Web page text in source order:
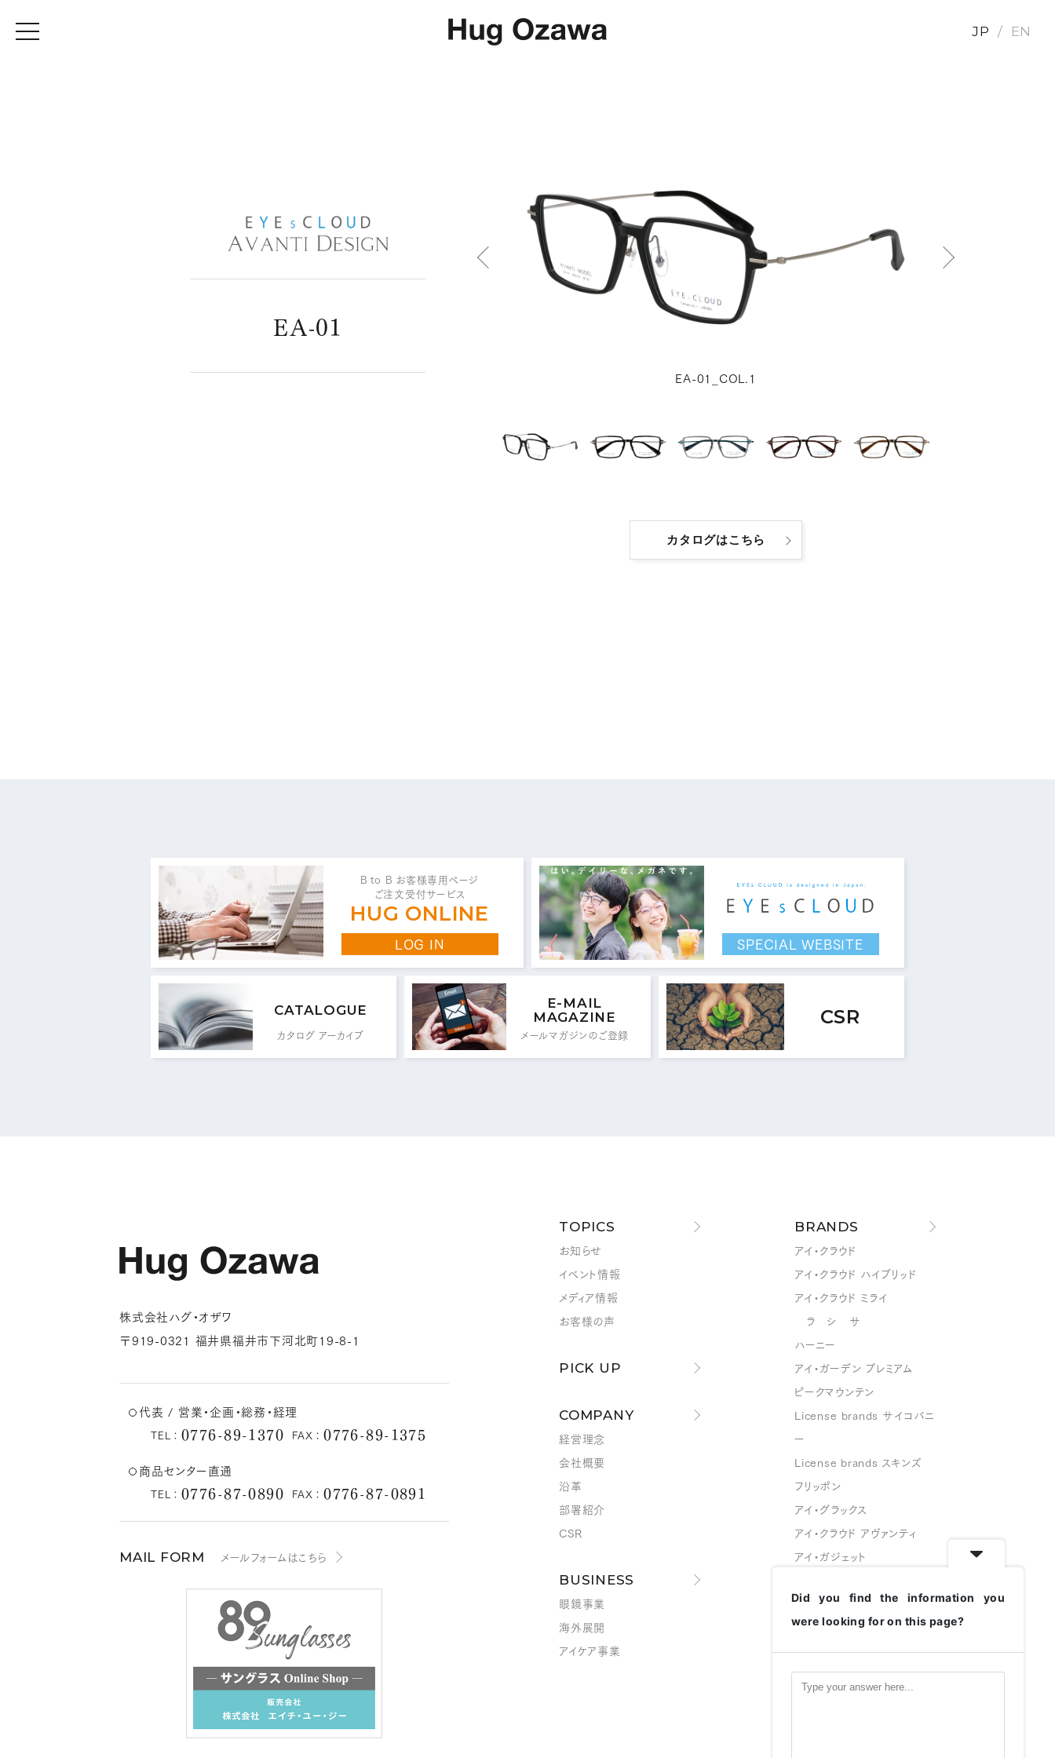
JP EN
EA-01
EA-01_COL.1
カタログはこちら
代表 / 営業・企画・総務・経理
TEL：0776-89-1370 FAX：0776-89-1375
商品センター直通
TEL：0776-87-0890 FAX：0776-87-0891
B to B お客様専用ページ
ご注文受付サービス
HUG ONLINE
LOG IN SPECIAL WEBSITE
CATALOGUE
カタログ アーカイブ
E-MAIL
MAGAZINE
メールマガジンのご登録
CSR
株式会社ハグ・オザワ
〒919-0321 福井県福井市下河北町19-8-1
代表 / 営業・企画・総務・経理
TEL： 0776-89-1370 FAX：0776-89-1375
商品センター直通
TEL： 0776-87-0890 FAX：0776-87-0891
MAIL FORM メールフォームはこちら
TOPICS
お知らせ
イベント情報
メディア情報
お客様の声
PICK UP
COMPANY
経営理念
会社概要
沿革
部署紹介
CSR
BUSINESS
眼鏡事業
海外展開
アイケア事業
BRANDS
アイ・クラウド
アイ・クラウド ハイブリッド
アイ・クラウド ミライ
ラ シ サ
ハーニー
アイ・ガーデン プレミアム
ピークマウンテン
License brands サイコバニ
ー
License brands スキンズ
フリッポン
アイ・グラックス
アイ・クラウド アヴァンティ
アイ・ガジェット
グリーングラス
変なメガネ
ハコベル
CATALOGUE
Did you find the information you
were looking for on this page?